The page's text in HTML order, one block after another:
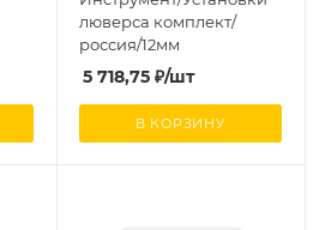
люверса комплект/
россия/12мм
5 718,75₽/шт
В КОРЗИНУ